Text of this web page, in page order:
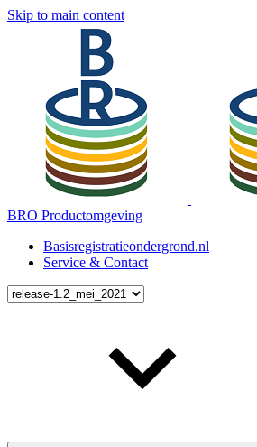
Skip to main content
BRO Productomgeving
Basisregistratieondergrond.nl
Service & Contact